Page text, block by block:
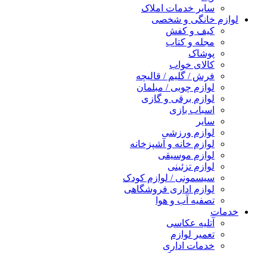
سایر خدمات املاک
لوازم خانگی و شخصی
کیف و کفش
مجله و کتاب
پوشاک
کالای خواب
فرش / گلیم / قالیچه
لوازم چوبی / مبلمان
لوازم برقی و گازی
اسباب بازی
سایر
لوازم ورزشی
لوازم خانه و آشپزخانه
لوازم موسیقی
لوازم تزئینی
سیسمونی / لوازم کودک
لوازم اداری فروشگاهی
تصفیه آب و هوا
خدمات
آتلیه عکاسی
تعمیر لوازم
خدمات اداری